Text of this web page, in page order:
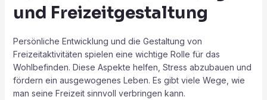
und Freizeitgestaltung
Persönliche Entwicklung und die Gestaltung von
Freizeitaktivitäten spielen eine wichtige Rolle für das
Wohlbefinden. Diese Aspekte helfen, Stress abzubauen und
fördern ein ausgewogenes Leben. Es gibt viele Wege, wie
man seine Freizeit sinnvoll verbringen kann.